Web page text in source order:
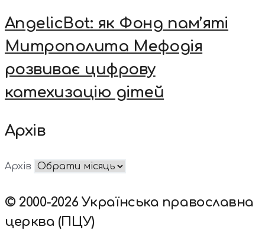
AngelicBot: як Фонд пам’яті
Митрополита Мефодія
розвиває цифрову
катехизацію дітей
Архів
Архів
© 2000-2026 Українська православна
церква (ПЦУ)